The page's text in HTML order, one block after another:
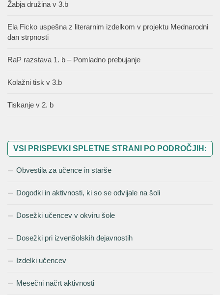
Žabja družina v 3.b
Ela Ficko uspešna z literarnim izdelkom v projektu Mednarodni
dan strpnosti
RaP razstava 1. b – Pomladno prebujanje
Kolažni tisk v 3.b
Tiskanje v 2. b
VSI PRISPEVKI SPLETNE STRANI PO PODROČJIH:
Obvestila za učence in starše
Dogodki in aktivnosti, ki so se odvijale na šoli
Dosežki učencev v okviru šole
Dosežki pri izvenšolskih dejavnostih
Izdelki učencev
Mesečni načrt aktivnosti